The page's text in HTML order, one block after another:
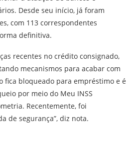
Desde seu início, já foram
com 113 correspondentes
definitiva.
recentes no crédito consignado,
mecanismos para acabar com
fica bloqueado para empréstimo e é
por meio do Meu INSS
Recentemente, foi
de segurança”, diz nota.